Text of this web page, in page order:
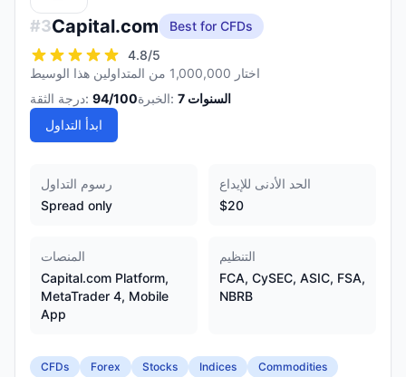
#3Capital.com
Best for CFDs
4.8/5
اختار 1,000,000 من المتداولين هذا الوسيط
درجة الثقة: 94/100 الخبرة: 7 السنوات
ابدأ التداول
رسوم التداول
Spread only
الحد الأدنى للإيداع
$20
المنصات
Capital.com Platform,
MetaTrader 4, Mobile
App
التنظيم
FCA, CySEC, ASIC, FSA,
NBRB
CFDs Forex Stocks Indices
Commodities